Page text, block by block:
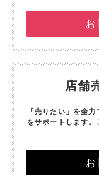
店舗
「売りたい」を全力
をサポートします。